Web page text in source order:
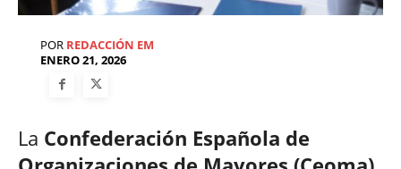
POR REDACCIÓN EM
ENERO 21, 2026
La Confederación Española de